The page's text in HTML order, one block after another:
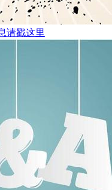
请戳这里